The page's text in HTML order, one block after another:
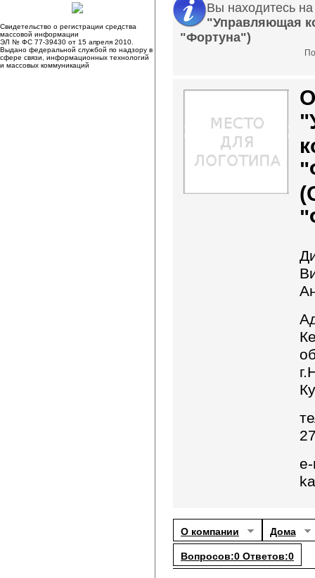
Свидетельство о регистрации средства
массовой информации
ЭЛ № ФС 77-39430 от 15 апреля 2010.
Выдано федеральной службой по надзору в
сфере связи, информационных технологий
и массовых коммуникаций
Вы находитесь
"Управляющая
"Фортуна")
О компании Дома
Вопросов:0 Ответов:0